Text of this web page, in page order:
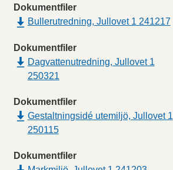
Dokumentfiler
Bullerutredning, Jullovet 1 241217
Dokumentfiler
Dagvattenutredning, Jullovet 1
250321
Dokumentfiler
Gestaltningsidé utemiljö, Jullovet 1
250115
Dokumentfiler